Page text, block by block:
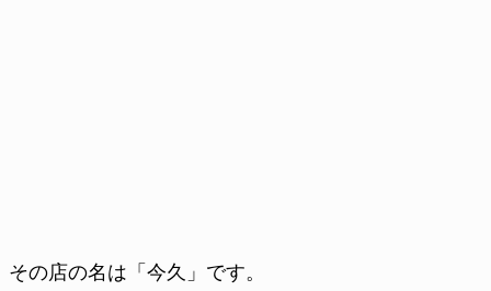
その店の名は「今久」です。